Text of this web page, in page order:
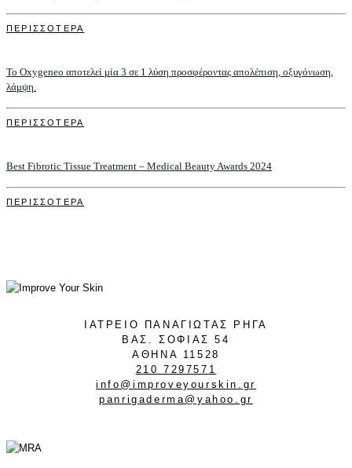
ΠΕΡΙΣΣΟΤΕΡΑ
Το Oxygeneo αποτελεί μία 3 σε 1 λύση προσφέροντας απολέπιση, οξυγόνωση,
λάμψη.
ΠΕΡΙΣΣΟΤΕΡΑ
Best Fibrotic Tissue Treatment – Medical Beauty Awards 2024
ΠΕΡΙΣΣΟΤΕΡΑ
ΙΑΤΡΕΙΟ ΠΑΝΑΓΙΩΤΑΣ ΡΗΓΑ
ΒΑΣ. ΣΟΦΙΑΣ 54
ΑΘΗΝΑ 11528
210 7297571
info@improveyourskin.gr
panrigaderma@yahoo.gr